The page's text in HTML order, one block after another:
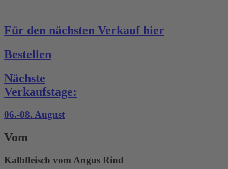
Für den nächsten Verkauf hier
Bestellen
Nächste
Verkaufstage:
06.-08. August
Vom
Kalbfleisch vom Angus Rind